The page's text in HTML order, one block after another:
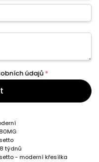
údajů *
týdnů
- moderní křesílka